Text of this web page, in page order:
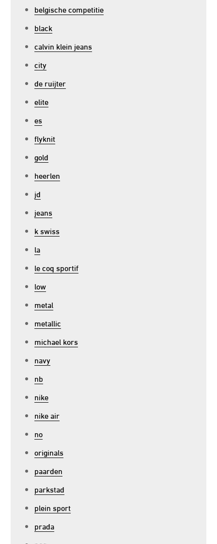
belgische competitie
black
calvin klein jeans
city
de ruijter
elite
es
flyknit
gold
heerlen
jd
jeans
k swiss
la
le coq sportif
low
metal
metallic
michael kors
navy
nb
nike
nike air
no
originals
paarden
parkstad
plein sport
prada